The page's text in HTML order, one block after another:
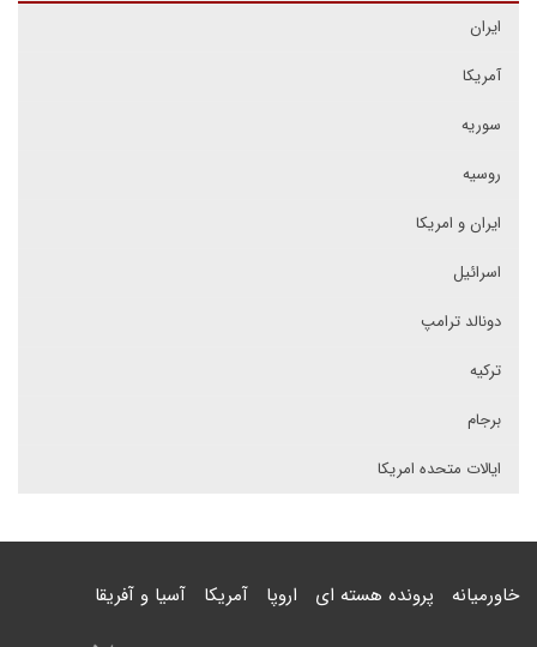
ایران
آمریکا
سوریه
روسیه
ایران و امریکا
اسرائیل
دونالد ترامپ
ترکیه
برجام
ایالات متحده امریکا
خاورمیانه پرونده هسته ای اروپا آمریکا آسیا و آفریقا